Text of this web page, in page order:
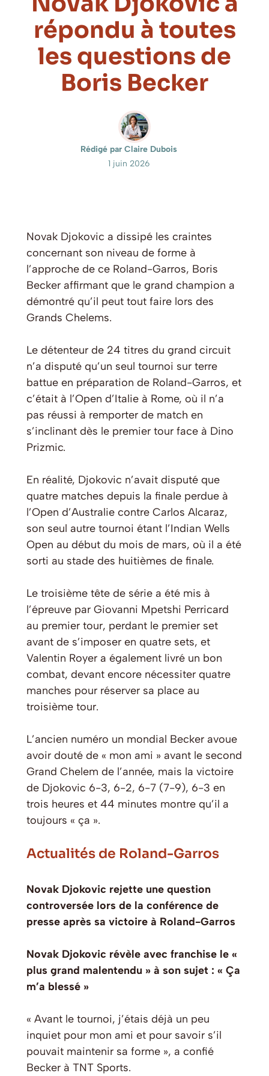
répondu à toutes
les questions de
Boris Becker
Rédigé par Claire Dubois
1 juin 2026
Novak Djokovic a dissipé les craintes
concernant son niveau de forme à
l’approche de ce Roland-Garros, Boris
Becker affirmant que le grand champion a
démontré qu’il peut tout faire lors des
Grands Chelems.
Le détenteur de 24 titres du grand circuit
n’a disputé qu’un seul tournoi sur terre
battue en préparation de Roland-Garros, et
c’était à l’Open d’Italie à Rome, où il n’a
pas réussi à remporter de match en
s’inclinant dès le premier tour face à Dino
Prizmic.
En réalité, Djokovic n’avait disputé que
quatre matches depuis la finale perdue à
l’Open d’Australie contre Carlos Alcaraz,
son seul autre tournoi étant l’Indian Wells
Open au début du mois de mars, où il a été
sorti au stade des huitièmes de finale.
Le troisième tête de série a été mis à
l’épreuve par Giovanni Mpetshi Perricard
au premier tour, perdant le premier set
avant de s’imposer en quatre sets, et
Valentin Royer a également livré un bon
combat, devant encore nécessiter quatre
manches pour réserver sa place au
troisième tour.
L’ancien numéro un mondial Becker avoue
avoir douté de « mon ami » avant le second
Grand Chelem de l’année, mais la victoire
de Djokovic 6-3, 6-2, 6-7 (7-9), 6-3 en
trois heures et 44 minutes montre qu’il a
toujours « ça ».
Actualités de Roland-Garros
Novak Djokovic rejette une question
controversée lors de la conférence de
presse après sa victoire à Roland-Garros
Novak Djokovic révèle avec franchise le «
plus grand malentendu » à son sujet : « Ça
m’a blessé »
« Avant le tournoi, j’étais déjà un peu
inquiet pour mon ami et pour savoir s’il
pouvait maintenir sa forme », a confié
Becker à TNT Sports.